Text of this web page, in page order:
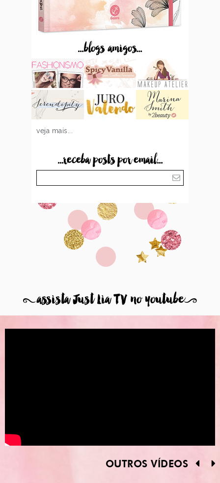
...blogs amigos...
veja mais...
...receba posts por email...
8assista Just Lia TV no youtube9
OUTROS VÍDEOS